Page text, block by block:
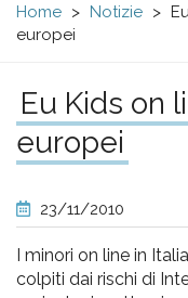
di
e
analisi
Home
Notizie
europei
Eu Kids on
europei
23/11/2010
I minori on line in
colpiti dai rischi di